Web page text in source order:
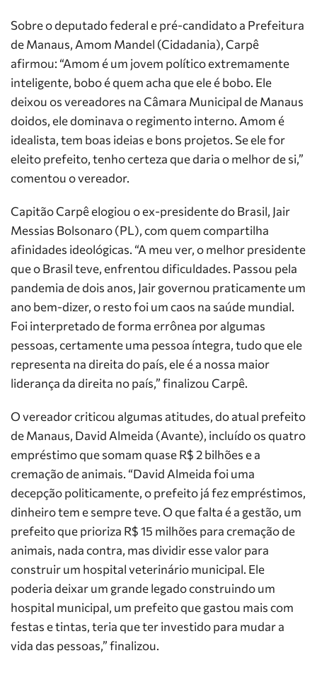
Sobre o deputado federal e pré-candidato a Prefeitura
de Manaus, Amom Mandel (Cidadania), Carpê
afirmou: “Amom é um jovem político extremamente
inteligente, bobo é quem acha que ele é bobo. Ele
deixou os vereadores na Câmara Municipal de Manaus
doidos, ele dominava o regimento interno. Amom é
idealista, tem boas ideias e bons projetos. Se ele for
eleito prefeito, tenho certeza que daria o melhor de si,”
comentou o vereador.
Capitão Carpê elogiou o ex-presidente do Brasil, Jair
Messias Bolsonaro (PL), com quem compartilha
afinidades ideológicas. “A meu ver, o melhor presidente
que o Brasil teve, enfrentou dificuldades. Passou pela
pandemia de dois anos, Jair governou praticamente um
ano bem-dizer, o resto foi um caos na saúde mundial.
Foi interpretado de forma errônea por algumas
pessoas, certamente uma pessoa íntegra, tudo que ele
representa na direita do país, ele é a nossa maior
liderança da direita no país,” finalizou Carpê.
O vereador criticou algumas atitudes, do atual prefeito
de Manaus, David Almeida (Avante), incluído os quatro
empréstimo que somam quase R$ 2 bilhões e a
cremação de animais. “David Almeida foi uma
decepção politicamente, o prefeito já fez empréstimos,
dinheiro tem e sempre teve. O que falta é a gestão, um
prefeito que prioriza R$ 15 milhões para cremação de
animais, nada contra, mas dividir esse valor para
construir um hospital veterinário municipal. Ele
poderia deixar um grande legado construindo um
hospital municipal, um prefeito que gastou mais com
festas e tintas, teria que ter investido para mudar a
vida das pessoas,” finalizou.